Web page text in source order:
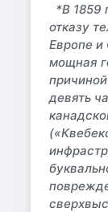
*В 1859
отказу
Европе и
мощная
девять